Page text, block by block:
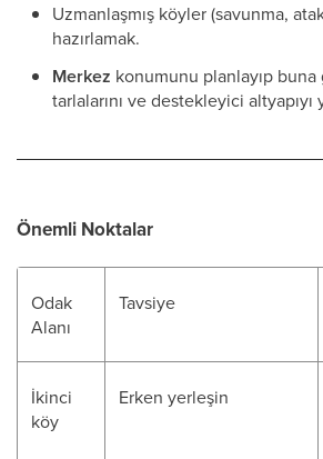
Uzmanlaşmış köyler (savunma,
hazırlamak.
Merkez konumunu planlayıp buna
tarlalarını ve destekleyici
Önemli Noktalar
Odak
Alanı
Tavsiye
İkinci
köy
Erken yerleşin